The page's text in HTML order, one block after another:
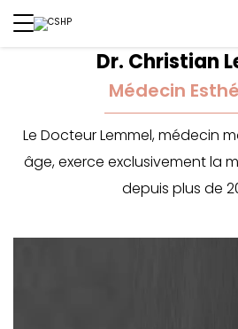
Dr. Christian
Médecin
Le Docteur Lemmel, médecin
âge, exerce exclusivement la
depuis plus de